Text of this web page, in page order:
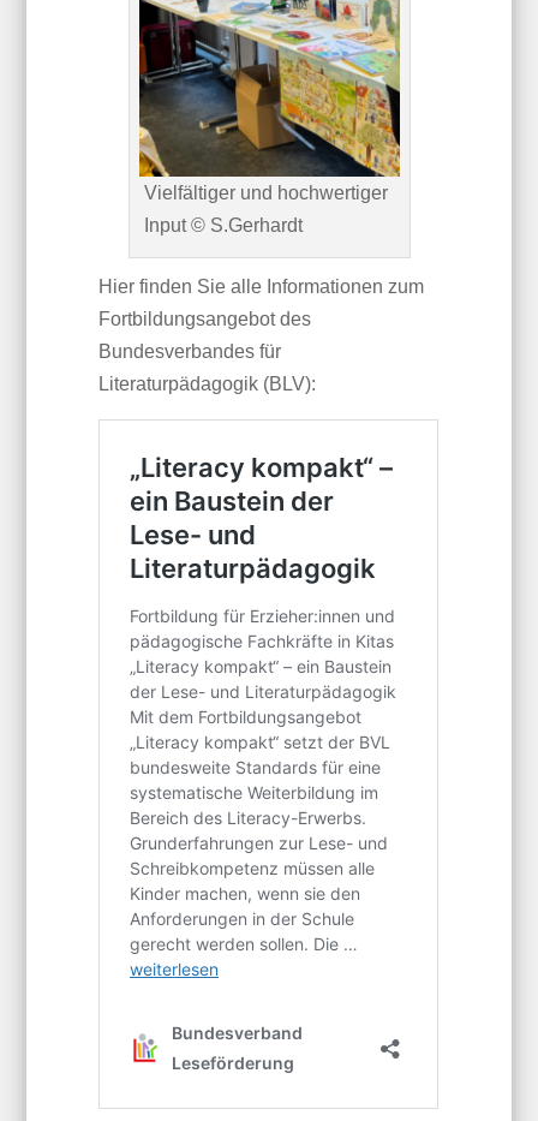
Vielfältiger und hochwertiger
Input © S.Gerhardt
Hier finden Sie alle Informationen zum
Fortbildungsangebot des
Bundesverbandes für
Literaturpädagogik (BLV):